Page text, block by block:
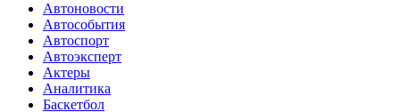
Автоновости
Автособытия
Автоспорт
Автоэксперт
Актеры
Аналитика
Баскетбол